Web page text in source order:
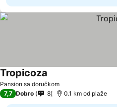
Pansion sa doručkom
Tropicoza
7,7 Dobro 8 0.1 km od plaže